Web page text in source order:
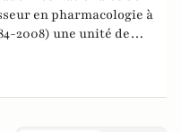
en pharmacologie à
2008) une unité de
associée au CNRS.
d'études et de